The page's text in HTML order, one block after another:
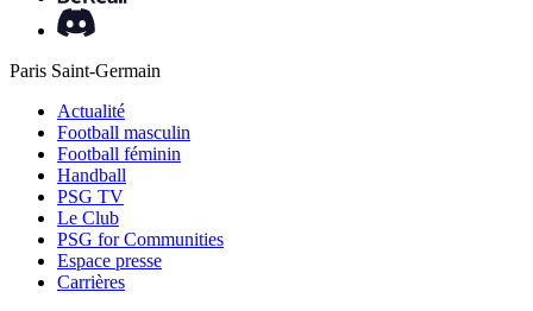
Paris Saint-Germain
Actualité
Football masculin
Football féminin
Handball
PSG TV
Le Club
PSG for Communities
Espace presse
Carrières